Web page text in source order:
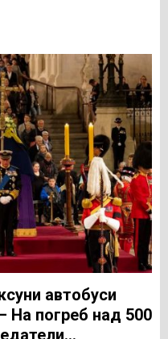
автобуси
На погреб над 500